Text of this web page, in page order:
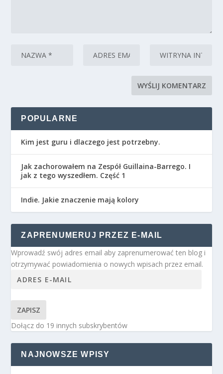
POPULARNE
Kim jest guru i dlaczego jest potrzebny.
Jak zachorowałem na Zespół Guillaina-Barrego. I
jak z tego wyszedłem. Część 1
Indie. Jakie znaczenie mają kolory
ZAPRENUMERUJ PRZEZ E-MAIL
Wprowadź swój adres email aby zaprenumerować ten blog i
otrzymywać powiadomienia o nowych wpisach przez email.
ZAPISZ
Dołącz do 19 innych subskrybentów
NAJNOWSZE WPISY